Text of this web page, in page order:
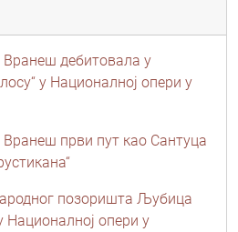
дебитовала у
у Националној опери у
први пут као Сантуца
позоришта Љубица
опери у